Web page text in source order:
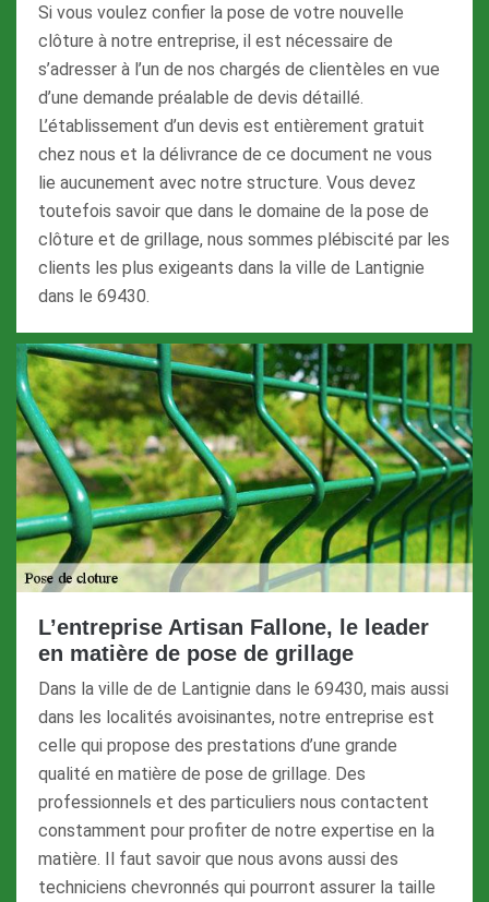
Si vous voulez confier la pose de votre nouvelle
clôture à notre entreprise, il est nécessaire de
s’adresser à l’un de nos chargés de clientèles en vue
d’une demande préalable de devis détaillé.
L’établissement d’un devis est entièrement gratuit
chez nous et la délivrance de ce document ne vous
lie aucunement avec notre structure. Vous devez
toutefois savoir que dans le domaine de la pose de
clôture et de grillage, nous sommes plébiscité par les
clients les plus exigeants dans la ville de Lantignie
dans le 69430.
L’entreprise Artisan Fallone, le leader
en matière de pose de grillage
Dans la ville de de Lantignie dans le 69430, mais aussi
dans les localités avoisinantes, notre entreprise est
celle qui propose des prestations d’une grande
qualité en matière de pose de grillage. Des
professionnels et des particuliers nous contactent
constamment pour profiter de notre expertise en la
matière. Il faut savoir que nous avons aussi des
techniciens chevronnés qui pourront assurer la taille